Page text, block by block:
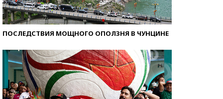
ПОСЛЕДСТВИЯ МОЩНОГО ОПОЛЗНЯ В ЧУНЦИНЕ